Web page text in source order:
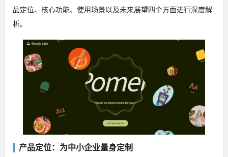
品定位、核心功能、使用场景以及未来展望四个方面进行深度解
析。
产品定位：为中小企业量身定制